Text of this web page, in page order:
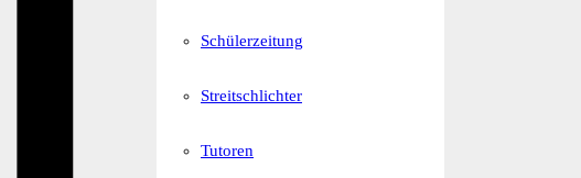
Schülerzeitung
Streitschlichter
Tutoren